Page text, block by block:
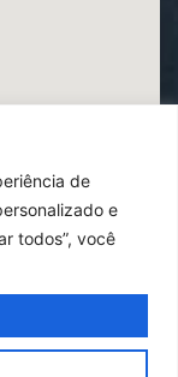
de
e
todos”, você
reservados,